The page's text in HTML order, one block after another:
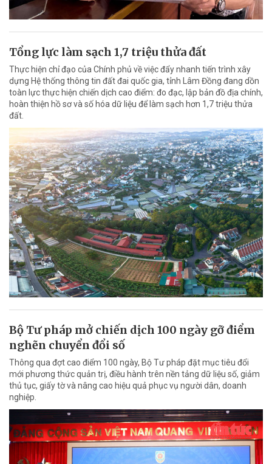
Tổng lực làm sạch 1,7 triệu thửa đất
Thực hiện chỉ đạo của Chính phủ về việc đẩy nhanh tiến trình xây
dựng Hệ thống thông tin đất đai quốc gia, tỉnh Lâm Đồng đang dồn
toàn lực thực hiện chiến dịch cao điểm: đo đạc, lập bản đồ địa chính,
hoàn thiện hồ sơ và số hóa dữ liệu để làm sạch hơn 1,7 triệu thửa
đất.
Bộ Tư pháp mở chiến dịch 100 ngày gỡ điểm
nghẽn chuyển đổi số
Thông qua đợt cao điểm 100 ngày, Bộ Tư pháp đặt mục tiêu đổi
mới phương thức quản trị, điều hành trên nền tảng dữ liệu số, giảm
thủ tục, giấy tờ và nâng cao hiệu quả phục vụ người dân, doanh
nghiệp.